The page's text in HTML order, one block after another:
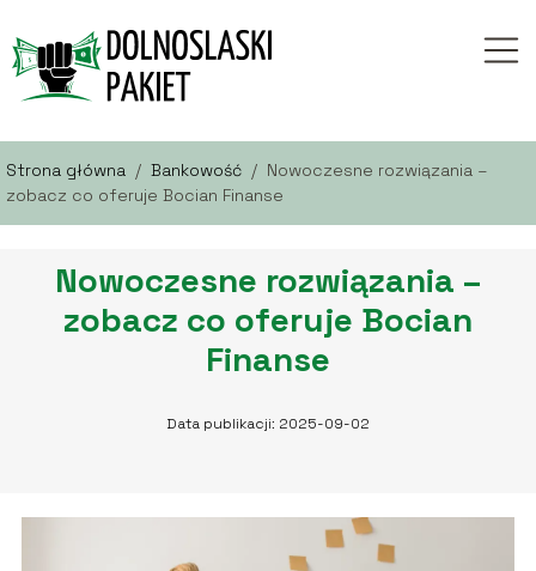
Strona główna / Bankowość / Nowoczesne rozwiązania –
zobacz co oferuje Bocian Finanse
Nowoczesne rozwiązania –
zobacz co oferuje Bocian
Finanse
Data publikacji: 2025-09-02